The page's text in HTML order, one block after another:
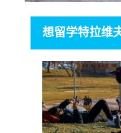
想留学特拉维